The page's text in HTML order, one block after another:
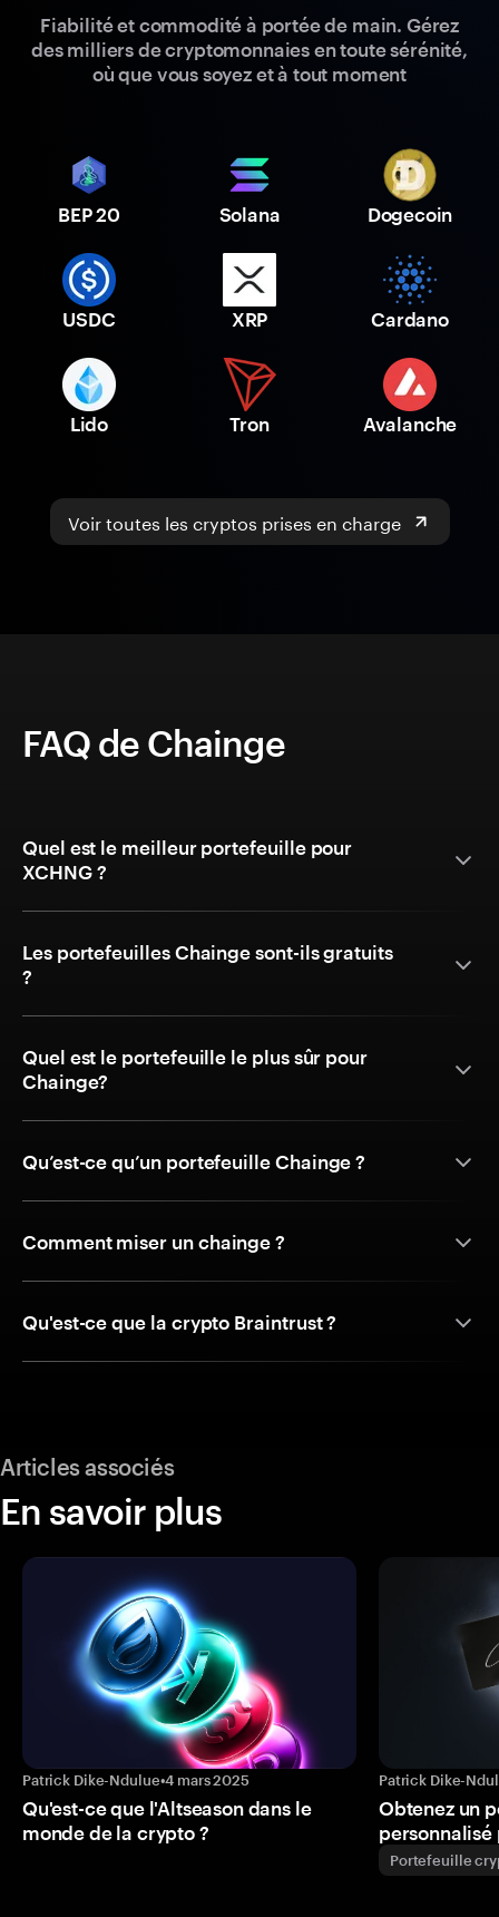
Fiabilité et commodité à portée de main. Gérez
des milliers de cryptomonnaies en toute sérénité,
où que vous soyez et à tout moment
BEP 20 Solana Dogecoin
USDC XRP Cardano
Lido Tron Avalanche
Voir toutes les cryptos prises en charge
FAQ de Chainge
Quel est le meilleur portefeuille pour
XCHNG ?
Les portefeuilles Chainge sont-ils gratuits
?
Quel est le portefeuille le plus sûr pour
Chainge?
Qu’est-ce qu’un portefeuille Chainge ?
Comment miser un chainge ?
Qu'est-ce que la crypto Braintrust ?
Articles associés
En savoir plus
Patrick Dike-Ndulue•4 mars 2025
Qu'est-ce que l'Altseason dans le
monde de la crypto ?
Patrick Dike-
Obtenez un
personnalisé
Portefeuille